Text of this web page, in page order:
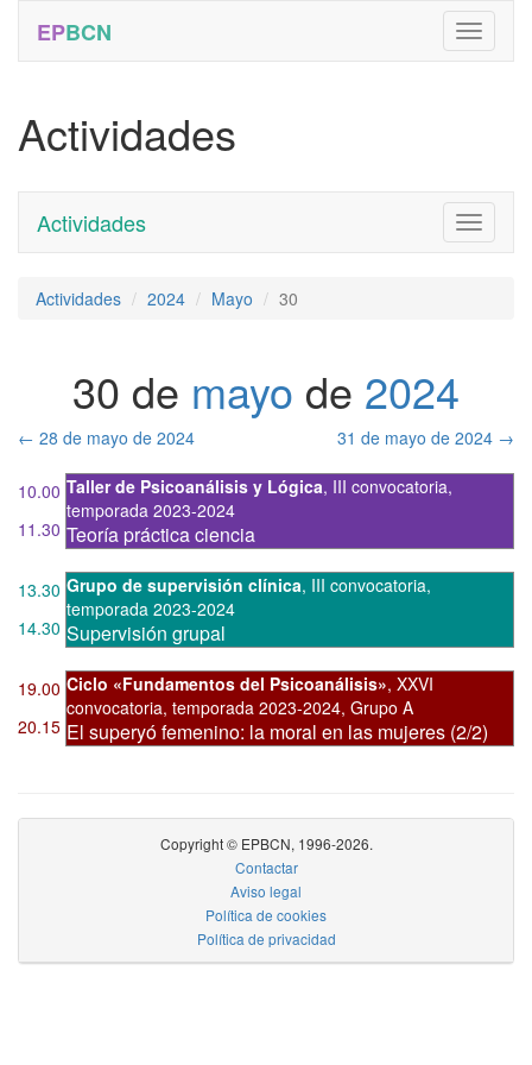
EPBCN
Actividades
Toggle
Actividades
Actividades 2024 Mayo 30
30 de mayo de 2024
← 28 de mayo de 2024 31 de mayo de 2024 →
10.00 Taller de Psicoanálisis y Lógica, III convocatoria,
temporada 2023-2024
Teoría práctica ciencia
11.30
13.30 Grupo de supervisión clínica, III convocatoria,
temporada 2023-2024
Supervisión grupal
14.30
19.00 Ciclo «Fundamentos del Psicoanálisis», XXVI
convocatoria, temporada 2023-2024, Grupo A
El superyó femenino: la moral en las mujeres (2/2)
20.15
Copyright © EPBCN, 1996-2026.
Contactar
Aviso legal
Política de cookies
Política de privacidad